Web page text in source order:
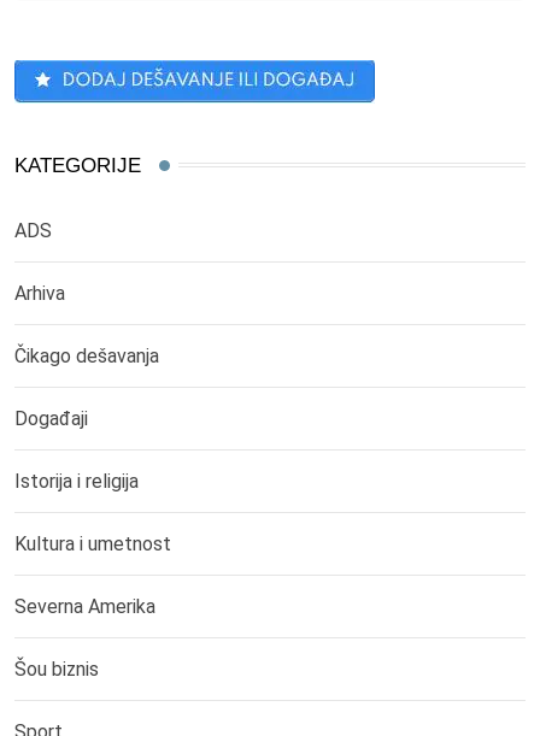
KATEGORIJE
ADS
Arhiva
Čikago dešavanja
Događaji
Istorija i religija
Kultura i umetnost
Severna Amerika
Šou biznis
Sport